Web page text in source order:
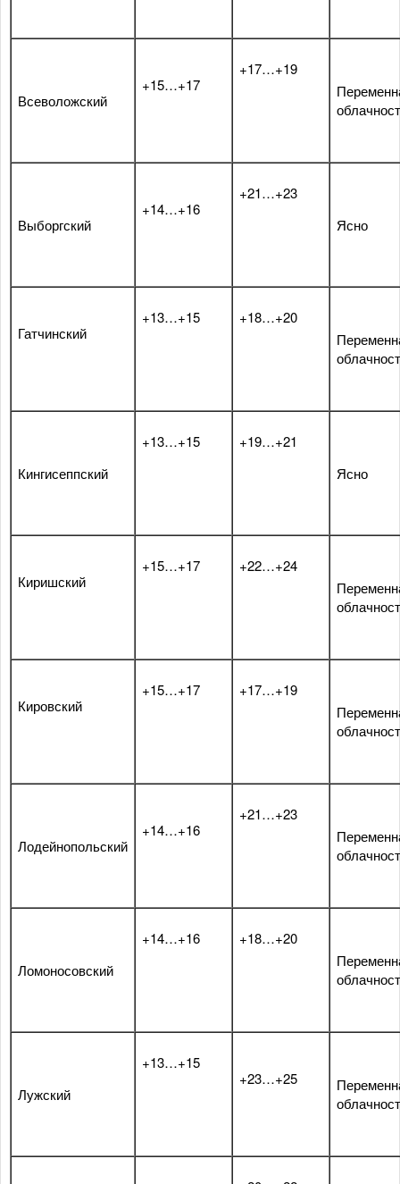
Всеволожский
+15…+17
+17…+19
Выборгский
+14…+16
+21…+23
Ясно
Гатчинский
+13…+15
+18…+20
Кингисеппский
+13…+15
+19…+21
Ясно
Киришский
+15…+17
+22…+24
Кировский
+15…+17
+17…+19
Лодейнопольский
+14…+16
+21…+23
Ломоносовский
+14…+16
+18…+20
Лужский
+13…+15
+23…+25